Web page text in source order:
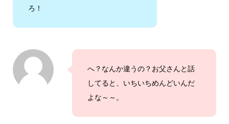
ろ！
へ？なんか違うの？お父さんと話
してると、いちいちめんどいんだ
よな～～。